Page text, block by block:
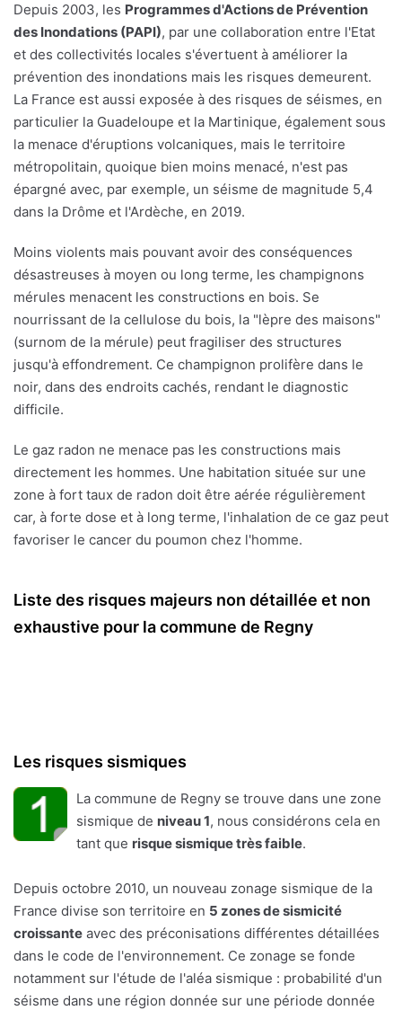
Depuis 2003, les Programmes d'Actions de Prévention
des Inondations (PAPI), par une collaboration entre l'Etat
et des collectivités locales s'évertuent à améliorer la
prévention des inondations mais les risques demeurent.
La France est aussi exposée à des risques de séismes, en
particulier la Guadeloupe et la Martinique, également sous
la menace d'éruptions volcaniques, mais le territoire
métropolitain, quoique bien moins menacé, n'est pas
épargné avec, par exemple, un séisme de magnitude 5,4
dans la Drôme et l'Ardèche, en 2019.
Moins violents mais pouvant avoir des conséquences
désastreuses à moyen ou long terme, les champignons
mérules menacent les constructions en bois. Se
nourrissant de la cellulose du bois, la "lèpre des maisons"
(surnom de la mérule) peut fragiliser des structures
jusqu'à effondrement. Ce champignon prolifère dans le
noir, dans des endroits cachés, rendant le diagnostic
difficile.
Le gaz radon ne menace pas les constructions mais
directement les hommes. Une habitation située sur une
zone à fort taux de radon doit être aérée régulièrement
car, à forte dose et à long terme, l'inhalation de ce gaz peut
favoriser le cancer du poumon chez l'homme.
Liste des risques majeurs non détaillée et non
exhaustive pour la commune de Regny
Les risques sismiques
La commune de Regny se trouve dans une zone
sismique de niveau 1, nous considérons cela en
tant que risque sismique très faible.
Depuis octobre 2010, un nouveau zonage sismique de la
France divise son territoire en 5 zones de sismicité
croissante avec des préconisations différentes détaillées
dans le code de l'environnement. Ce zonage se fonde
notamment sur l'étude de l'aléa sismique : probabilité d'un
séisme dans une région donnée sur une période donnée